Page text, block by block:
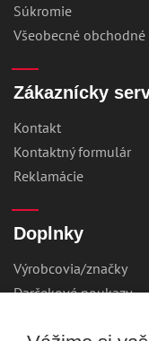
Súkromie
Všeobecné
Zákaznícky
Kontakt
Kontaktný formulár
Reklamácie
Doplnky
Výrobcovia/značky
Darčekové poukazy